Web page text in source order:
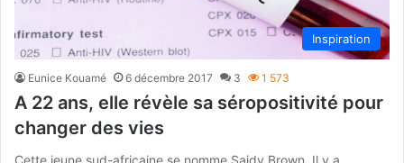
Inspiration
Eunice Kouamé 6 décembre 2017 3 1 573
A 22 ans, elle révèle sa séropositivité pour
changer des vies
Cette jeune sud-africaine se nomme Saidy Brown. Il y a